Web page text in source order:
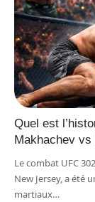
Quel est
Makhachev
Le combat UFC
New Jersey, a été
martiaux…